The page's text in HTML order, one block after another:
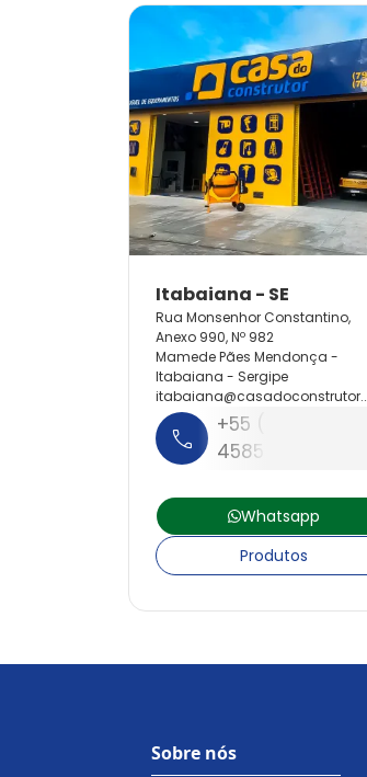
Rua Monsenhor Constantino,
Anexo 990, Nº 982
Mamede Pães Mendonça -
Itabaiana - Sergipe
itabaiana@casadoconstrutor.
com.br
+55 (79) 3421-
4585
Whatsapp
Produtos
Sobre nós